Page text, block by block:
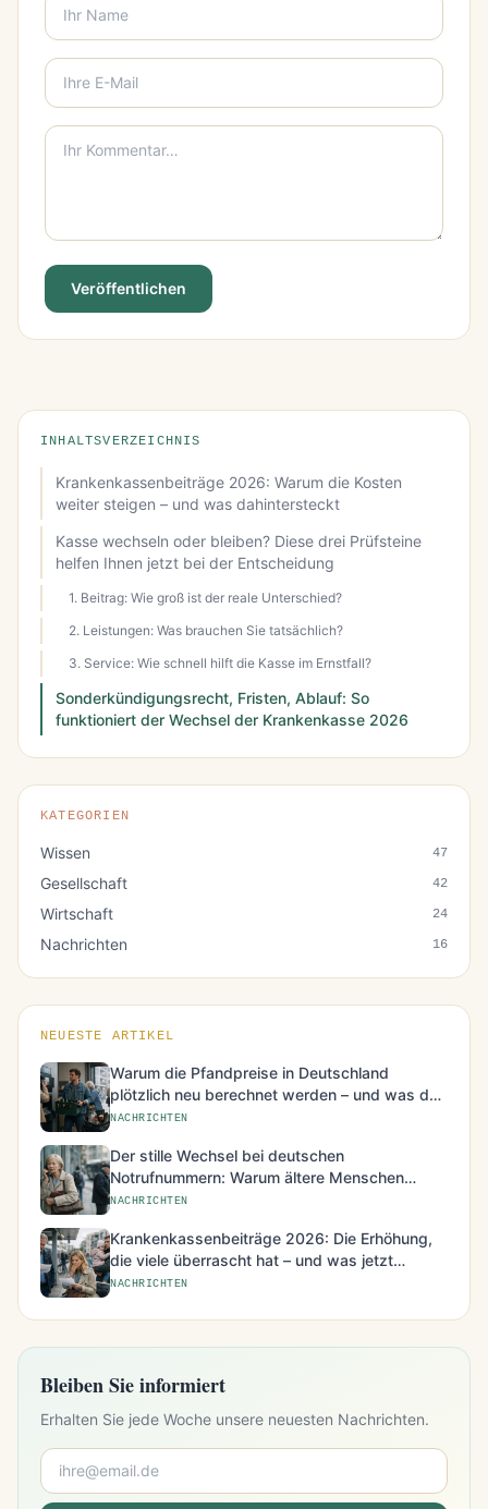
Veröffentlichen
INHALTSVERZEICHNIS
Krankenkassenbeiträge 2026: Warum die Kosten
weiter steigen – und was dahintersteckt
Kasse wechseln oder bleiben? Diese drei Prüfsteine
helfen Ihnen jetzt bei der Entscheidung
1. Beitrag: Wie groß ist der reale Unterschied?
2. Leistungen: Was brauchen Sie tatsächlich?
3. Service: Wie schnell hilft die Kasse im Ernstfall?
Sonderkündigungsrecht, Fristen, Ablauf: So
funktioniert der Wechsel der Krankenkasse 2026
KATEGORIEN
Wissen 47
Gesellschaft 42
Wirtschaft 24
Nachrichten 16
NEUESTE ARTIKEL
Warum die Pfandpreise in Deutschland
plötzlich neu berechnet werden – und was das
für den Alltag bedeutet
NACHRICHTEN
Der stille Wechsel bei deutschen
Notrufnummern: Warum ältere Menschen
besonders betroffen sind
NACHRICHTEN
Krankenkassenbeiträge 2026: Die Erhöhung,
die viele überrascht hat – und was jetzt
möglich ist
NACHRICHTEN
Bleiben Sie informiert
Erhalten Sie jede Woche unsere neuesten Nachrichten.